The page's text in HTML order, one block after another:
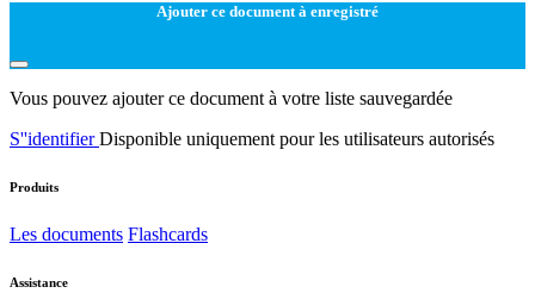
Ajouter ce document à enregistré
Vous pouvez ajouter ce document à votre liste sauvegardée
S''identifierDisponible uniquement pour les utilisateurs autorisés
Produits
Les documents Flashcards
Assistance